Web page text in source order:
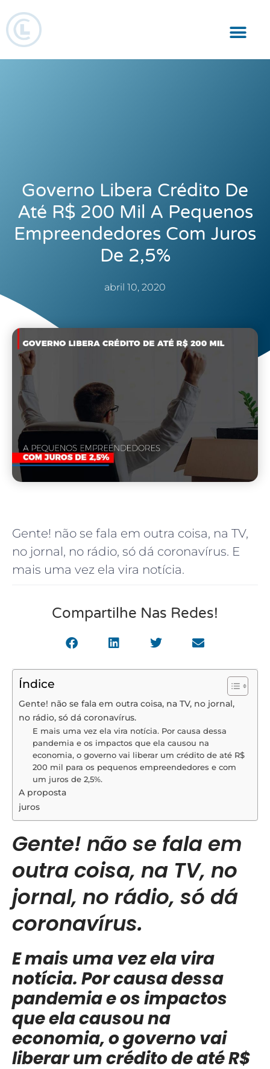
Governo Libera Crédito De
Até R$ 200 Mil A Pequenos
Empreendedores Com Juros
De 2,5%
abril 10, 2020
Gente! não se fala em outra coisa, na TV,
no jornal, no rádio, só dá coronavírus. E
mais uma vez ela vira notícia.
Compartilhe Nas Redes!
Índice
Gente! não se fala em outra coisa, na TV, no jornal,
no rádio, só dá coronavírus.
E mais uma vez ela vira notícia. Por causa dessa
pandemia e os impactos que ela causou na
economia, o governo vai liberar um crédito de até R$
200 mil para os pequenos empreendedores e com
um juros de 2,5%.
A proposta
juros
Gente! não se fala em
outra coisa, na TV, no
jornal, no rádio, só dá
coronavírus.
E mais uma vez ela vira
notícia. Por causa dessa
pandemia e os impactos
que ela causou na
economia, o governo vai
liberar um crédito de até R$